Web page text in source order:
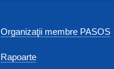
Organizaţii membre PASOS
Rapoarte